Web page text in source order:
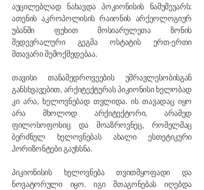
აუცილებლად ნახავდა პოკიონისის ნამუშევარს:
ათენის აკროპოლისის რაიონის არქეოლოგიურ
უბანში ფეხით მოსიარულეთა ზონის
შედევრალური გეგმა ოსტატის ერთ-ერთი
მთავარი შემოქმედებაა.
თავისი თანამედროვეების უმრავლესობისგან
განსხვავებით, არქიტექტურას პიკიონისი ხელობად
კი არა, ხელოვნებად თვლიდა. ის თავადაც იყო
არა მხოლოდ არქიტექტორი, არამედ
ფილოსოფოსიც და მოაზროვნეც, რომელმაც
ბერძნულ ხელოვნებას ახალი ესთეტიკური
ჰორიზონტები გაუხსნა.
პიკიონისის ხელოვნება თვითმყოფადი და
ნოვატორული იყო. იგი შთაგონებას იღებდა